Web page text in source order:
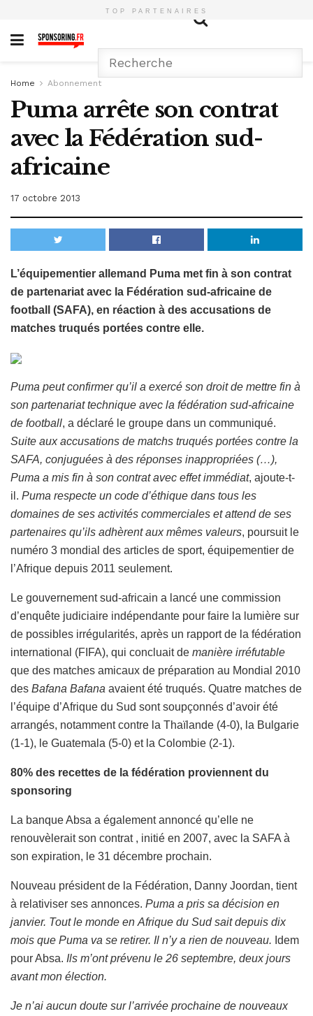
TOP PARTENAIRES
Home Abonnement
Puma arrête son contrat
avec la Fédération sud-
africaine
17 octobre 2013
L’équipementier allemand Puma met fin à son contrat
de partenariat avec la Fédération sud-africaine de
football (SAFA), en réaction à des accusations de
matches truqués portées contre elle.
Puma peut confirmer qu’il a exercé son droit de mettre fin à
son partenariat technique avec la fédération sud-africaine
de football, a déclaré le groupe dans un communiqué.
Suite aux accusations de matchs truqués portées contre la
SAFA, conjuguées à des réponses inappropriées (…),
Puma a mis fin à son contrat avec effet immédiat, ajoute-t-
il. Puma respecte un code d’éthique dans tous les
domaines de ses activités commerciales et attend de ses
partenaires qu’ils adhèrent aux mêmes valeurs, poursuit le
numéro 3 mondial des articles de sport, équipementier de
l’Afrique depuis 2011 seulement.
Le gouvernement sud-africain a lancé une commission
d’enquête judiciaire indépendante pour faire la lumière sur
de possibles irrégularités, après un rapport de la fédération
international (FIFA), qui concluait de manière irréfutable
que des matches amicaux de préparation au Mondial 2010
des Bafana Bafana avaient été truqués. Quatre matches de
l’équipe d’Afrique du Sud sont soupçonnés d’avoir été
arrangés, notamment contre la Thaïlande (4-0), la Bulgarie
(1-1), le Guatemala (5-0) et la Colombie (2-1).
80% des recettes de la fédération proviennent du
sponsoring
La banque Absa a également annoncé qu’elle ne
renouvèlerait son contrat , initié en 2007, avec la SAFA à
son expiration, le 31 décembre prochain.
Nouveau président de la Fédération, Danny Joordan, tient
à relativiser ses annonces. Puma a pris sa décision en
janvier. Tout le monde en Afrique du Sud sait depuis dix
mois que Puma va se retirer. Il n’y a rien de nouveau. Idem
pour Absa. Ils m’ont prévenu le 26 septembre, deux jours
avant mon élection.
Je n’ai aucun doute sur l’arrivée prochaine de nouveaux